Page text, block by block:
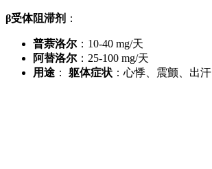
β受体阻滞剂 ：
普萘洛尔 ：10-40 mg/天
阿替洛尔 ：25-100 mg/天
用途 ： 躯体症状 ：心悸、震颤、出汗